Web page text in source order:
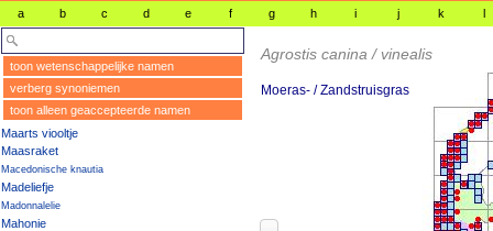
a b c d e f g h i j k l
toon wetenschappelijke namen
verberg synoniemen
toon alleen geaccepteerde namen
Maarts viooltje
Maasraket
Macedonische knautia
Madeliefje
Madonnalelie
Mahonie
Agrostis canina / vinealis
Moeras- / Zandstruisgras